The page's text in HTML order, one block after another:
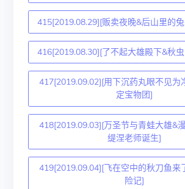
415[2019.08.29][贩卖夜晚&后山里的
416[2019.08.30][了不起大雄殿下&秋
417[2019.09.02][用下沉药丸眼不见为
定宝物团]
418[2019.09.03][万圣节与青蛙大雄&
缇涅老师诞生]
419[2019.09.04][飞在空中的秋刀鱼来
险记]